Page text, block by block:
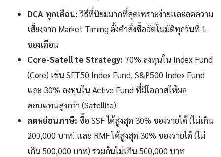
DCA ทุกเดือน:วิธีที่นิยมมากที่สุดเพราะง่ายและลดความ
เสี่ยงจาก Market Timing ตั้งคำสั่งซื้ออัตโนมัติทุกวันที่ 1
ของเดือน
Core-Satellite Strategy: 70% ลงทุนใน Index Fund
(Core) เช่น SET50 Index Fund, S&P500 Index Fund
และ 30% ลงทุนใน Active Fund ที่มีโอกาสให้ผล
ตอบแทนสูงกว่า (Satellite)
ลดหย่อนภาษี: ซื้อ SSF ได้สูงสุด 30% ของรายได้ (ไม่เกิน
200,000 บาท) และ RMF ได้สูงสุด 30% ของรายได้ (ไม่
เกิน 500,000 บาท) รวมกันไม่เกิน 500,000 บาท